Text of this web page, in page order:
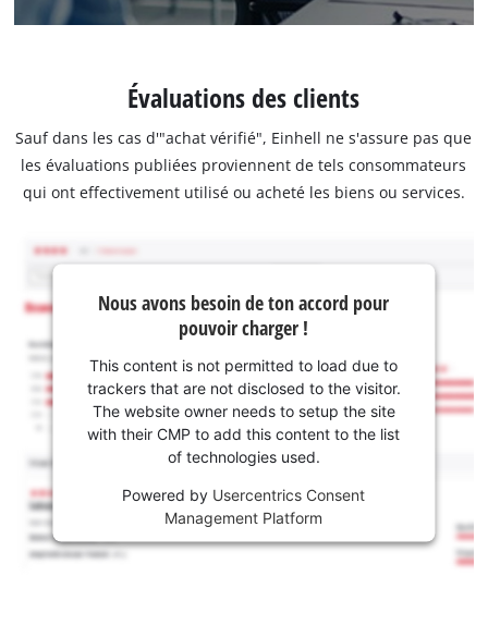
Évaluations des clients
Sauf dans les cas d'"achat vérifié", Einhell ne s'assure pas que
les évaluations publiées proviennent de tels consommateurs
qui ont effectivement utilisé ou acheté les biens ou services.
Nous avons besoin de ton accord pour
pouvoir charger !
This content is not permitted to load due to
trackers that are not disclosed to the visitor.
The website owner needs to setup the site
with their CMP to add this content to the list
of technologies used.
Powered by Usercentrics Consent
Management Platform